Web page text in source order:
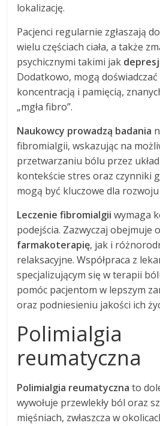
lokalizację.
Pacjenci regularnie zgłaszają
wielu częściach ciała, a także
psychicznymi takimi jak
Dodatkowo, mogą
koncentracją i pamięcią,
„mgła fibro”.
Naukowcy prowadzą badania
fibromialgii, wskazując na
przetwarzaniu bólu przez
kontekście stres oraz czynniki
mogą być kluczowe dla
Leczenie fibromialgii wymaga
podejścia. Zazwyczaj obejmuje
farmakoterapię, jak i
relaksacyjne. Współpraca z
specjalizującym się w terapii
pomóc pacjentom w lepszym
oraz podniesieniu jakości ich
Polimialgia
reumatyczna
Polimialgia reumatyczna to
wywołuje przewlekły ból oraz
mięśniach, zwłaszcza w